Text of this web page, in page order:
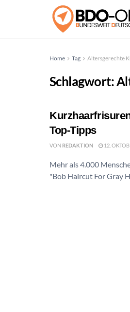
Home Tag Altersgerechte
Schlagwort:
Top-Tipps
VON REDAKTION 12.
Mehr als 4.000
"Bob Haircut For Gray